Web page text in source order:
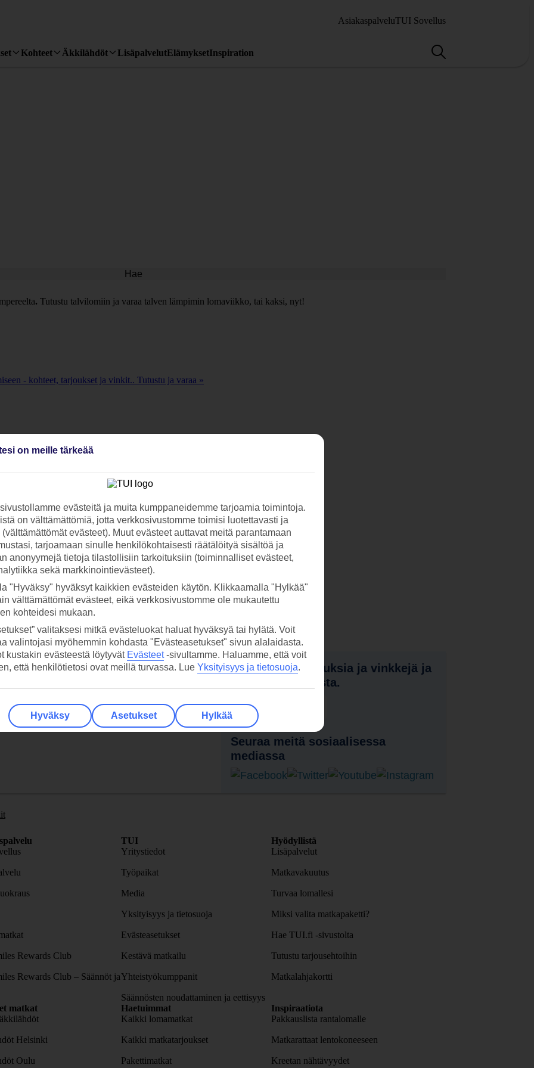
AsiakaspalveluTUI Sovellus
Kohteet Äkkilähdöt LisäpalvelutElämyksetInspiration
Hae
. Tutustu talvilomiin ja varaa talven lämpimin lomaviikko, tai kaksi, nyt!
- kohteet, tarjoukset ja vinkit.. Tutustu ja varaa »
tarjoukset ja vinkit.
loma lämpimälle hiekalle!. Tutustu ja varaa »
hiekalle!
ihana lämmin loma.. Tutustu ja varaa »
TUI-sovellus nyt!
Lataa sovellus kätevästi lukemalla
QR-koodi puhelimesi kameralla.
Vastaanota tarjouksia ja vinkkejä ja
tietoja uutuuksista.
Tilaa uutiskirje
Seuraa meitä sosiaalisessa
mediassa
Rewards Club
Rewards Club – Säännöt ja
TUI
Yritystiedot
Työpaikat
Media
Yksityisyys ja tietosuoja
Evästeasetukset
Kestävä matkailu
Yhteistyökumppanit
Säännösten noudattaminen ja eettisyys
Hyödyllistä
Lisäpalvelut
Matkavakuutus
Turvaa lomallesi
Miksi valita matkapaketti?
Hae TUI.fi -sivustolta
Tutustu tarjousehtoihin
Matkalahjakortti
matkat
Helsinki
Oulu
Haetuimmat
Kaikki lomamatkat
Kaikki matkatarjoukset
Pakettimatkat
Inspiraatiota
Pakkauslista rantalomalle
Matkarattaat lentokoneeseen
Kreetan nähtävyydet
on meille tärkeää
evästeitä ja muita kumppaneidemme tarjoamia toimintoja.
on välttämättömiä, jotta verkkosivustomme toimisi luotettavasti ja
evästeet). Muut evästeet auttavat meitä parantamaan
tarjoamaan sinulle henkilökohtaisesti räätälöityä sisältöä ja
anonyymejä tietoja tilastollisiin tarkoituksiin (toiminnalliset evästeet,
sekä markkinointievästeet).
"Hyväksy" hyväksyt kaikkien evästeiden käytön. Klikkaamalla "Hylkää"
välttämättömät evästeet, eikä verkkosivustomme ole mukautettu
kohteidesi mukaan.
valitaksesi mitkä evästeluokat haluat hyväksyä tai hylätä. Voit
valintojasi myöhemmin kohdasta "Evästeasetukset" sivun alalaidasta.
kustakin evästeestä löytyvät Evästeet-sivultamme. Haluamme, että voit
että henkilötietosi ovat meillä turvassa. Lue Yksityisyys ja tietosuoja.
Hyväksy Asetukset Hylkää